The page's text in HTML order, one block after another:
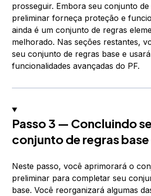
prosseguir. Embora seu conjunto
preliminar forneça proteção e
ainda é um conjunto de regras
melhorado. Nas seções restantes,
seu conjunto de regras base e
funcionalidades avançadas do PF.
Passo 3 — Concluindo
conjunto de regras base
Neste passo, você aprimorará o
preliminar para completar seu
base. Você reorganizará algumas